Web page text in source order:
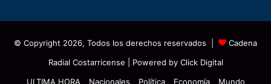
© Copyright 2026, Todos los derechos reservados |
Cadena
Radial Costarricense | Powered by Click Digital
ULTIMA HORA
Nacionales Política Economía Mundo